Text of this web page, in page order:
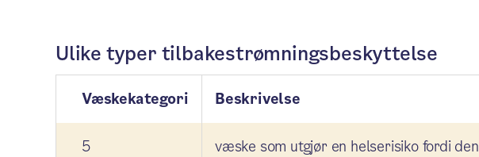
Ulike typer tilbakestrømningsbeskyttelse
Væskekategori Beskrivelse
5
væske som utgjør en helserisiko fordi den